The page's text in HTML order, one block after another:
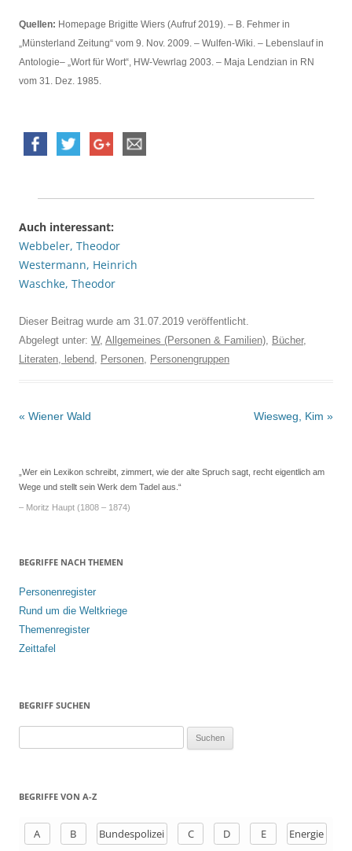
Quellen: Homepage Brigitte Wiers (Aufruf 2019). – B. Fehmer in
„Münsterland Zeitung“ vom 9. Nov. 2009. – Wulfen-Wiki. – Lebenslauf in
Antologie– „Wort für Wort“, HW-Vewrlag 2003. – Maja Lendzian in RN
vom 31. Dez. 1985.
Auch interessant:
Webbeler, Theodor
Westermann, Heinrich
Waschke, Theodor
Dieser Beitrag wurde am 31.07.2019 veröffentlicht.
Abgelegt unter: W, Allgemeines (Personen & Familien), Bücher,
Literaten, lebend, Personen, Personengruppen
Beitrags-
« Wiener Wald Wiesweg, Kim »
„Wer ein Lexikon schreibt, zimmert, wie der alte Spruch sagt, recht eigentlich am
Wege und stellt sein Werk dem Tadel aus.“
– Moritz Haupt (1808 – 1874)
BEGRIFFE NACH THEMEN
Personenregister
Rund um die Weltkriege
Themenregister
Zeittafel
BEGRIFF SUCHEN
h
BEGRIFFE VON A-Z
A B Bundespolizei C D E Energie